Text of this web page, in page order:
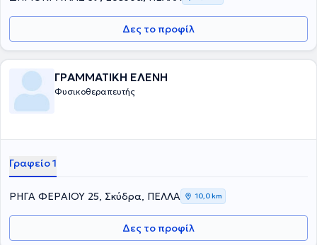
Δες το προφίλ
ΓΡΑΜΜΑΤΙΚΗ ΕΛΕΝΗ
Φυσικοθεραπευτής
Γραφείο 1
ΡΗΓΑ ΦΕΡΑΙΟΥ 25, Σκύδρα, ΠΕΛΛΑ 10,0 km
Δες το προφίλ